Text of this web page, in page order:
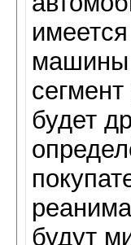
машины
будет
будут